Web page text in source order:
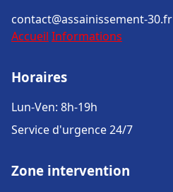
contact@assainissement-30.fr
Accueil Informations
Horaires
Lun-Ven: 8h-19h
Service d'urgence 24/7
Zone intervention